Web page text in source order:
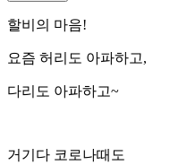
할비의 마음!
요즘 허리도 아파하고,
다리도 아파하고~
거기다 코로나때도